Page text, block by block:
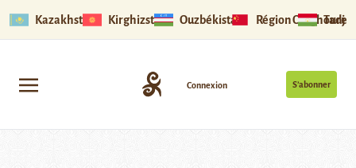
Kazakhstan Kirghizstan Ouzbékistan Région Ouïghoure
S’abonner
Connexion